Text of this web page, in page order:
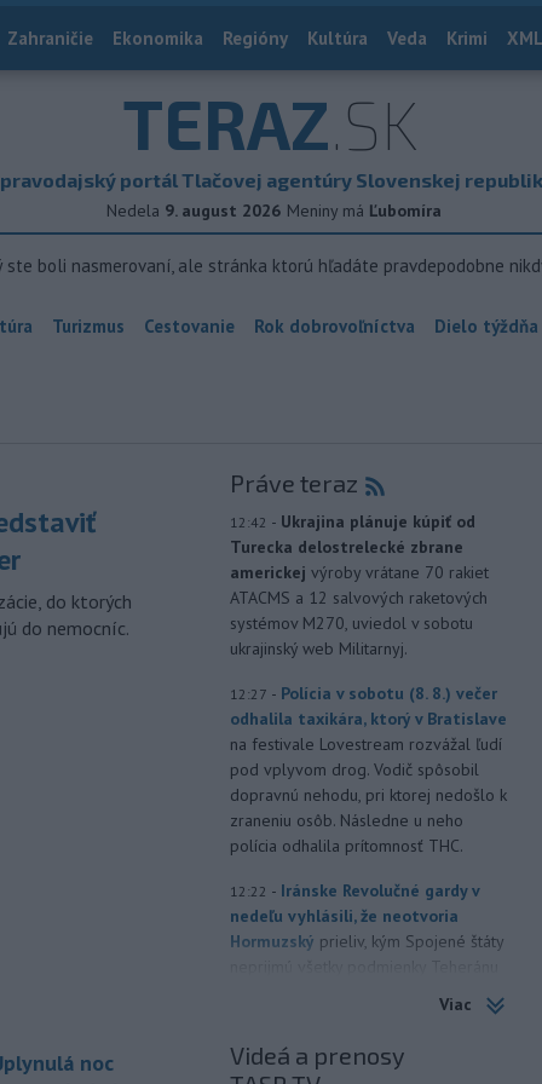
Zahraničie Ekonomika Regióny Kultúra Veda Krimi
TERAZ.SK
portál Tlačovej agentúry Slovenskej
Nedela 9. august 2026 Meniny má Ľubomíra
ste boli nasmerovaní, ale stránka ktorú hľadáte pravdepodobne
Turizmus Cestovanie Rok dobrovoľníctva Dielo týždňa
do ktorých
do nemocníc.
noc
Práve teraz
12:42 - Ukrajina plánuje kúpiť od
Turecka delostrelecké zbrane
americkej výroby vrátane 70 rakiet
ATACMS a 12 salvových raketových
systémov M270, uviedol v sobotu
ukrajinský web Militarnyj.
12:27 - Polícia v sobotu (8. 8.) večer
odhalila taxikára, ktorý v Bratislave
na festivale Lovestream rozvážal ľudí
pod vplyvom drog. Vodič spôsobil
dopravnú nehodu, pri ktorej nedošlo k
zraneniu osôb. Následne u neho
polícia odhalila prítomnosť THC.
12:22 - Iránske Revolučné gardy v
nedeľu vyhlásili, že neotvoria
Hormuzský prieliv, kým Spojené štáty
škody. TASR o tom informuje podľa
správy agentúry AFP.
Viac
Videá a prenosy